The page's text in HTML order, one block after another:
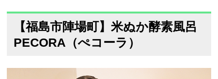
【福島市陣場町】米ぬか酵素風呂
PECORA（ぺコーラ）